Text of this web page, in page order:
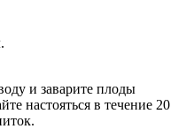
и заварите плоды
настояться в течение 20